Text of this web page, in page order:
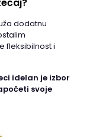
dodatnu
fleksibilnost i
idelan je izbor
svoje